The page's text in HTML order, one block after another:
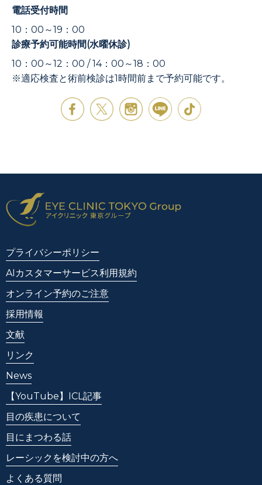
電話受付時間
10：00～19：00
診療予約可能時間(水曜休診)
10：00～12：00 / 14：00～18：00
※適応検査と術前検診は1時間前まで予約可能です。
プライバシーポリシー
AIカスタマーサービス利用規約
オンライン予約のご注意
採用情報
文献
リンク
News
【YouTube】ICL記事
目の疾患について
目にまつわる話
レーシックを検討中の方へ
よくある質問